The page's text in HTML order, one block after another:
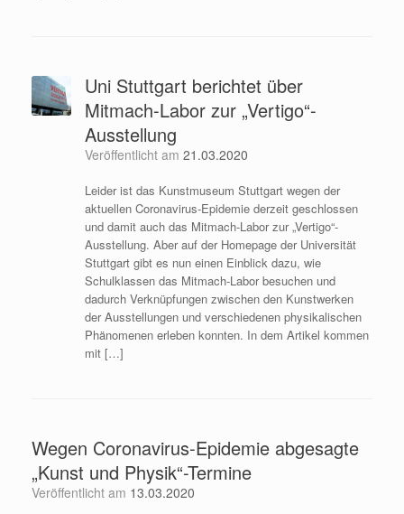
Uni Stuttgart berichtet über
Mitmach-Labor zur „Vertigo“-
Ausstellung
Veröffentlicht am 21.03.2020
Leider ist das Kunstmuseum Stuttgart wegen der
aktuellen Coronavirus-Epidemie derzeit geschlossen
und damit auch das Mitmach-Labor zur „Vertigo“-
Ausstellung. Aber auf der Homepage der Universität
Stuttgart gibt es nun einen Einblick dazu, wie
Schulklassen das Mitmach-Labor besuchen und
dadurch Verknüpfungen zwischen den Kunstwerken
der Ausstellungen und verschiedenen physikalischen
Phänomenen erleben konnten. In dem Artikel kommen
mit […]
Wegen Coronavirus-Epidemie abgesagte
„Kunst und Physik“-Termine
Veröffentlicht am 13.03.2020